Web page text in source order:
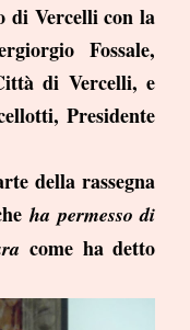
di Vercelli con la
Fossale,
di Vercelli, e
Presidente
della rassegna
ha permesso di
come ha detto